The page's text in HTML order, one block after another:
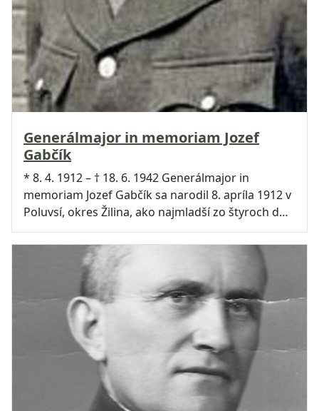
Generálmajor in memoriam Jozef
Gabčík
* 8. 4. 1912 – † 18. 6. 1942 Generálmajor in
memoriam Jozef Gabčík sa narodil 8. apríla 1912 v
Poluvsí, okres Žilina, ako najmladší zo štyroch d…